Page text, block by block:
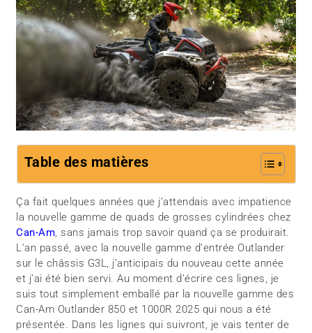
Table des matières
Ça fait quelques années que j’attendais avec impatience
la nouvelle gamme de quads de grosses cylindrées chez
Can-Am, sans jamais trop savoir quand ça se produirait.
L’an passé, avec la nouvelle gamme d’entrée Outlander
sur le châssis G3L, j’anticipais du nouveau cette année
et j’ai été bien servi. Au moment d’écrire ces lignes, je
suis tout simplement emballé par la nouvelle gamme des
Can-Am Outlander 850 et 1000R 2025 qui nous a été
présentée. Dans les lignes qui suivront, je vais tenter de